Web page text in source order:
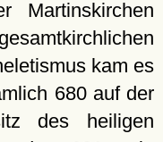
kam es
680 auf der
des heiligen